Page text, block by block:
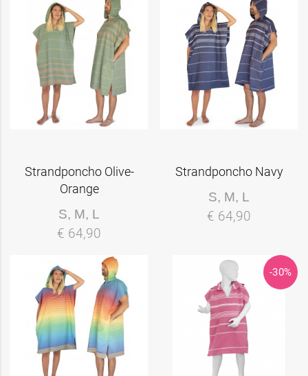
Strandponcho Olive-
Orange
S, M, L
€ 64,90
Strandponcho Navy
S, M, L
€ 64,90
-30%